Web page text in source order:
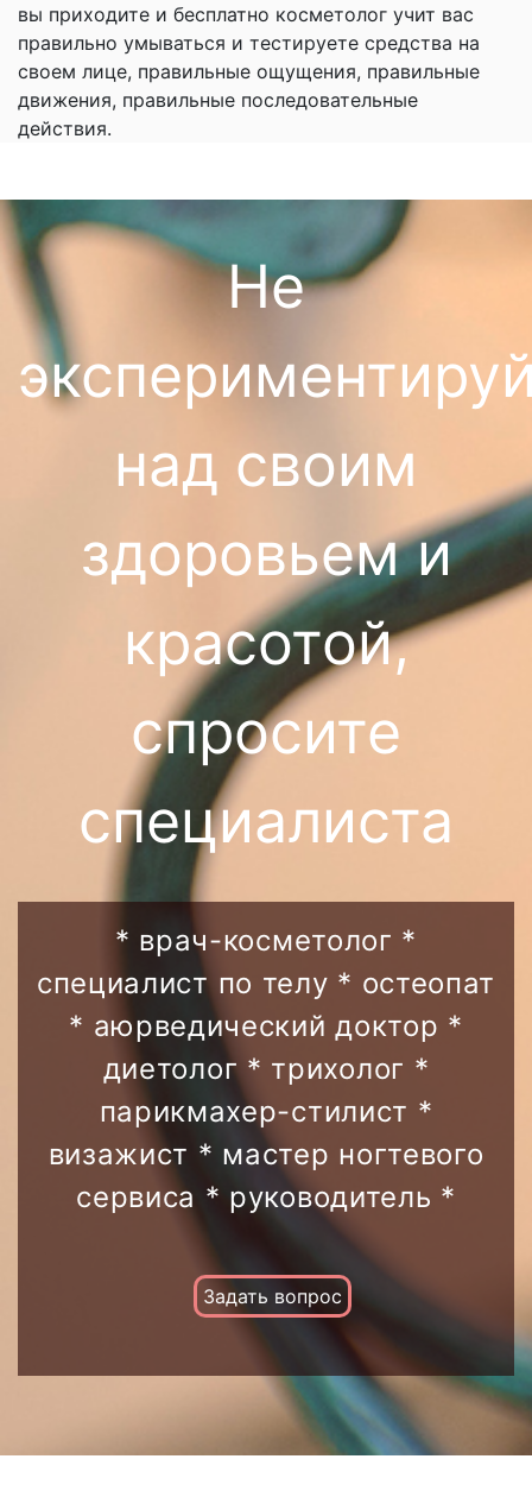
вы приходите и бесплатно косметолог учит вас
правильно умываться и тестируете средства на
своем лице, правильные ощущения, правильные
движения, правильные последовательные
действия.
Не
над своим
здоровьем и
красотой,
спросите
специалиста
* врач-косметолог *
специалист по телу * остеопат
* аюрведический доктор *
диетолог * трихолог *
парикмахер-стилист *
визажист * мастер ногтевого
сервиса * руководитель *
Задать вопрос